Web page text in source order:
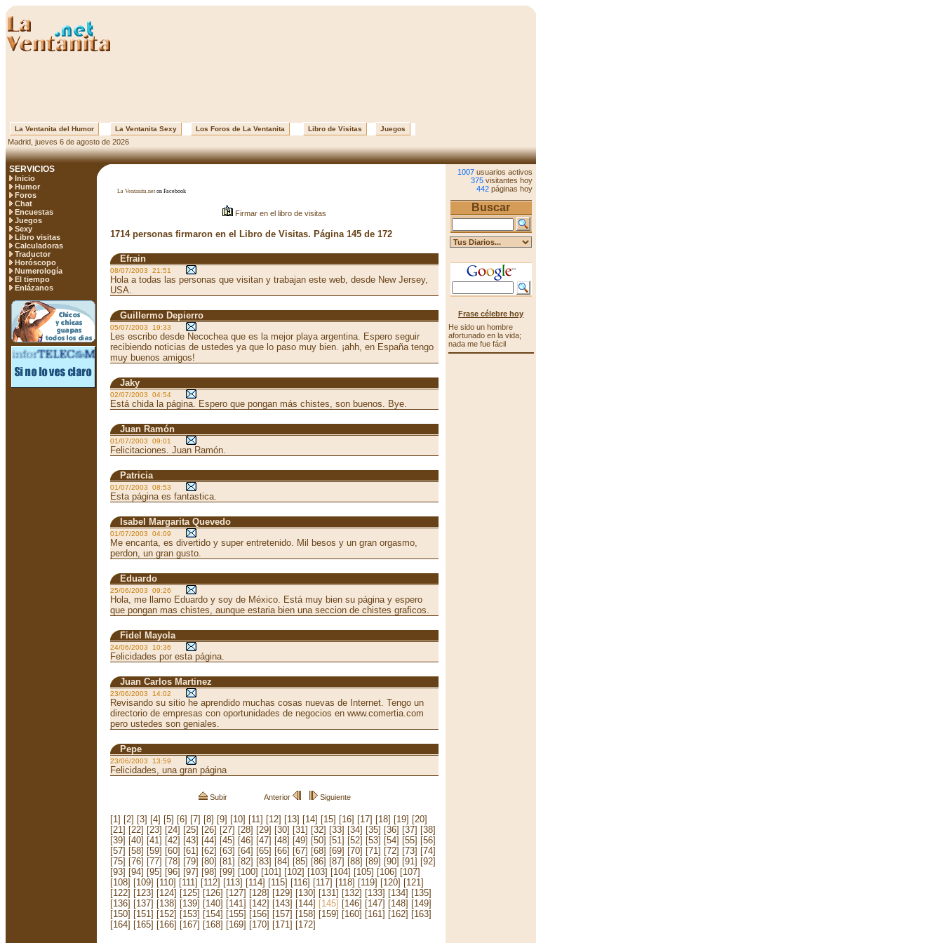
La Ventanita del Humor La Ventanita Sexy Los Foros de La Ventanita Libro de Visitas Juegos
Madrid, jueves 6 de agosto de 2026
SERVICIOS
Inicio
Humor
Foros
Chat
Encuestas
Juegos
Sexy
Libro visitas
Calculadoras
Traductor
Horóscopo
Numerología
El tiempo
Enlázanos
La Ventanita.net on Facebook
Firmar en el libro de visitas
1714 personas firmaron en el Libro de Visitas. Página 145 de 172
Efrain
08/07/2003 21:51
Hola a todas las personas que visitan y trabajan este web, desde New Jersey,
USA.
Guillermo Depierro
05/07/2003 19:33
Les escribo desde Necochea que es la mejor playa argentina. Espero seguir
recibiendo noticias de ustedes ya que lo paso muy bien. ¡ahh, en España tengo
muy buenos amigos!
Jaky
02/07/2003 04:54
Está chida la página. Espero que pongan más chistes, son buenos. Bye.
Juan Ramón
01/07/2003 09:01
Felicitaciones. Juan Ramón.
Patricia
01/07/2003 08:53
Esta página es fantastica.
Isabel Margarita Quevedo
01/07/2003 04:09
Me encanta, es divertido y super entretenido. Mil besos y un gran orgasmo,
perdon, un gran gusto.
Eduardo
25/06/2003 09:26
Hola, me llamo Eduardo y soy de México. Está muy bien su página y espero
que pongan mas chistes, aunque estaria bien una seccion de chistes graficos.
Fidel Mayola
24/06/2003 10:36
Felicidades por esta página.
Juan Carlos Martinez
23/06/2003 14:02
Revisando su sitio he aprendido muchas cosas nuevas de Internet. Tengo un
directorio de empresas con oportunidades de negocios en www.comertia.com
pero ustedes son geniales.
Pepe
23/06/2003 13:59
Felicidades, una gran página
Subir Anterior Siguiente
[1] [2] [3] [4] [5] [6] [7] [8] [9] [10] [11] [12] [13] [14] [15] [16] [17] [18] [19] [20]
[21] [22] [23] [24] [25] [26] [27] [28] [29] [30] [31] [32] [33] [34] [35] [36] [37] [38]
[39] [40] [41] [42] [43] [44] [45] [46] [47] [48] [49] [50] [51] [52] [53] [54] [55] [56]
[57] [58] [59] [60] [61] [62] [63] [64] [65] [66] [67] [68] [69] [70] [71] [72] [73] [74]
[75] [76] [77] [78] [79] [80] [81] [82] [83] [84] [85] [86] [87] [88] [89] [90] [91] [92]
[93] [94] [95] [96] [97] [98] [99] [100] [101] [102] [103] [104] [105] [106] [107]
[108] [109] [110] [111] [112] [113] [114] [115] [116] [117] [118] [119] [120] [121]
[122] [123] [124] [125] [126] [127] [128] [129] [130] [131] [132] [133] [134] [135]
[136] [137] [138] [139] [140] [141] [142] [143] [144] [145] [146] [147] [148] [149]
[150] [151] [152] [153] [154] [155] [156] [157] [158] [159] [160] [161] [162] [163]
[164] [165] [166] [167] [168] [169] [170] [171] [172]
1007 usuarios activos
375 visitantes hoy
442 páginas hoy
Buscar
Frase célebre hoy
He sido un hombre
afortunado en la vida;
nada me fue fácil